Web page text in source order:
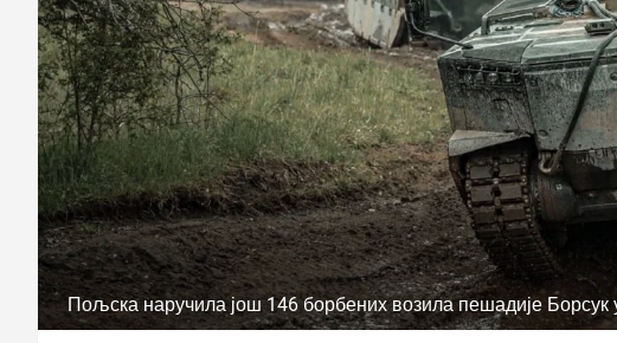
Пољска наручила још 146 борбених возила пешадије Борсук